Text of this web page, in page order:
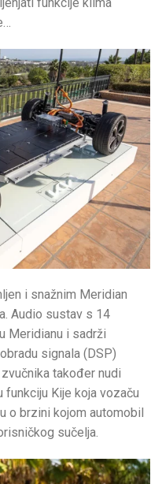
i snažnim Meridian
Audio sustav s 14
Meridianu i sadrži
signala (DSP)
također nudi
funkciju Kije koja vozaču
o brzini kojom automobil
sučelja.